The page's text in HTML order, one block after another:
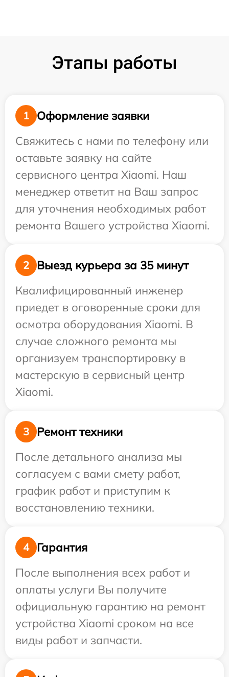
Этапы работы
1
Оформление заявки
Свяжитесь с нами по телефону или
оставьте заявку на сайте
сервисного центра Xiaomi. Наш
менеджер ответит на Ваш запрос
для уточнения необходимых работ
ремонта Вашего устройства Xiaomi.
2
Выезд курьера за 35 минут
Квалифицированный инженер
приедет в оговоренные сроки для
осмотра оборудования Xiaomi. В
случае сложного ремонта мы
организуем транспортировку в
мастерскую в сервисный центр
Xiaomi.
3
Ремонт техники
После детального анализа мы
согласуем с вами смету работ,
график работ и приступим к
восстановлению техники.
4
Гарантия
После выполнения всех работ и
оплаты услуги Вы получите
официальную гарантию на ремонт
устройства Xiaomi сроком на все
виды работ и запчасти.